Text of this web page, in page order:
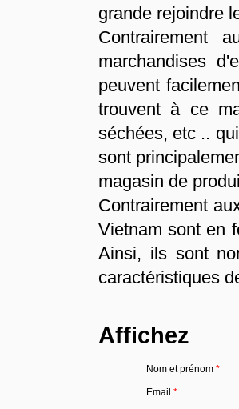
grande rejoindre
Contrairement
marchandises
peuvent
trouvent à ce
séchées, etc ..
sont
magasin de
Contrairement
Vietnam sont en
Ainsi, ils sont
caractéristiques
Affichez
Nom et prénom *
Email *